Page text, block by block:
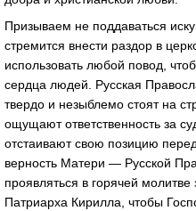
Призываем не поддаваться
стремится внести раздор в
использовать любой повод,
сердца людей. Русская
твердо и незыблемо стоят на
ощущают ответственность за
отстаивают свою позицию
верность Матери — Русской
проявляться в горячей
Патриарха Кирилла, чтобы